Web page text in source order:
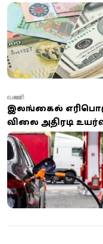
ரூபாயின் விலை
இன்றைய நாணய
மாற்று விகிதம்
இலங்கையில்
விலை அதிரடி
நள்ளிரவு முதல்
விலை அமல்
வணிகம்